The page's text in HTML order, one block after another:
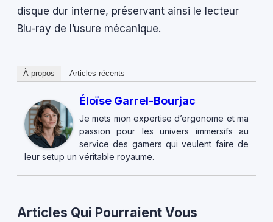
disque dur interne, préservant ainsi le lecteur
Blu-ray de l’usure mécanique.
À propos Articles récents
Éloïse Garrel-Bourjac
Je mets mon expertise d’ergonome et ma
passion pour les univers immersifs au
service des gamers qui veulent faire de
leur setup un véritable royaume.
Articles Qui Pourraient Vous